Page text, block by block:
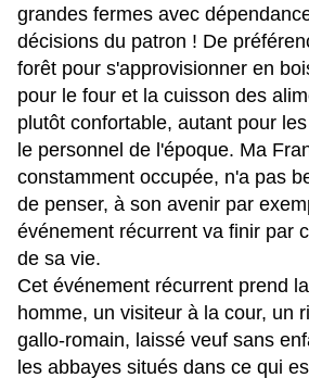
grandes fermes avec
décisions du patron ! De
forêt pour s'approvisionner en
pour le four et la cuisson des
plutôt confortable, autant pour
le personnel de l'époque. Ma
constamment occupée, n'a pas
de penser, à son avenir par
événement récurrent va finir par
de sa vie.
Cet événement récurrent prend
homme, un visiteur à la cour, un
gallo-romain, laissé veuf sans
les abbayes situés dans ce qui